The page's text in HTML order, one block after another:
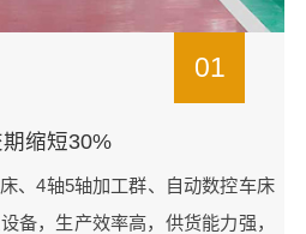
01
缩短30%
、4轴5轴加工群、自动数控车床
备，生产效率高，供货能力强，